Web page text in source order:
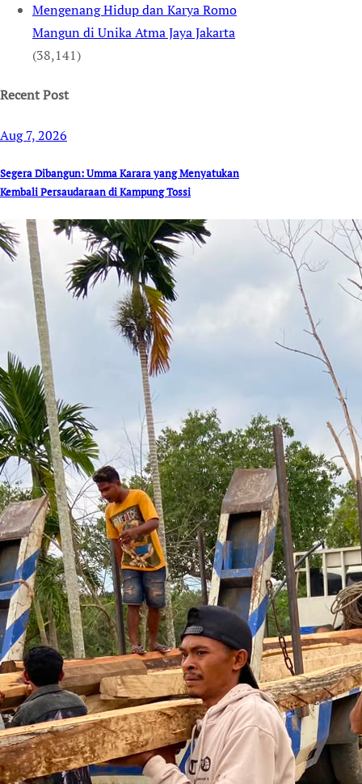
Mengenang Hidup dan Karya Romo
Mangun di Unika Atma Jaya Jakarta
(38,141)
Recent Post
Aug 7, 2026
Segera Dibangun: Umma Karara yang Menyatukan
Kembali Persaudaraan di Kampung Tossi